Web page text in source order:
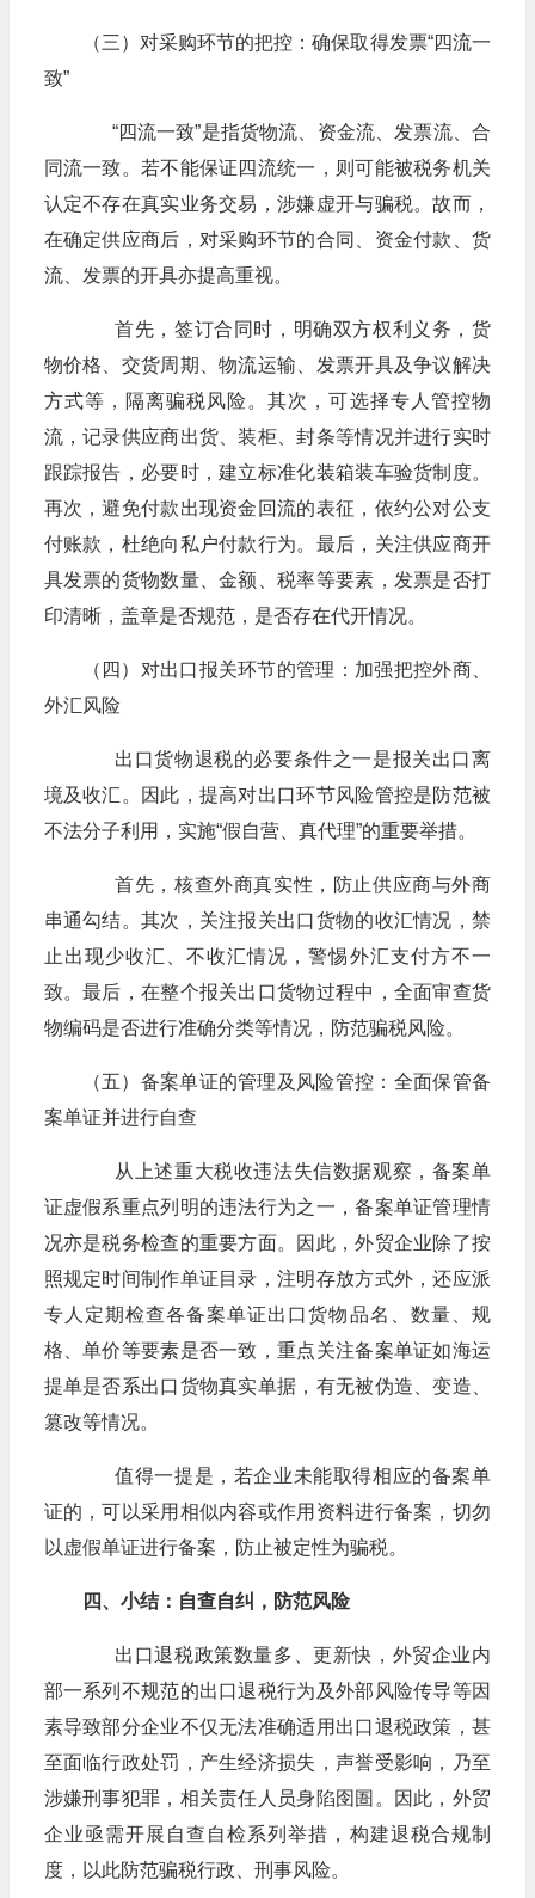
（三）对采购环节的把控：确保取得发票“四流一
致”
“四流一致”是指货物流、资金流、发票流、合
同流一致。若不能保证四流统一，则可能被税务机关
认定不存在真实业务交易，涉嫌虚开与骗税。故而，
在确定供应商后，对采购环节的合同、资金付款、货
流、发票的开具亦提高重视。
首先，签订合同时，明确双方权利义务，货
物价格、交货周期、物流运输、发票开具及争议解决
方式等，隔离骗税风险。其次，可选择专人管控物
流，记录供应商出货、装柜、封条等情况并进行实时
跟踪报告，必要时，建立标准化装箱装车验货制度。
再次，避免付款出现资金回流的表征，依约公对公支
付账款，杜绝向私户付款行为。最后，关注供应商开
具发票的货物数量、金额、税率等要素，发票是否打
印清晰，盖章是否规范，是否存在代开情况。
（四）对出口报关环节的管理：加强把控外商、
外汇风险
出口货物退税的必要条件之一是报关出口离
境及收汇。因此，提高对出口环节风险管控是防范被
不法分子利用，实施“假自营、真代理”的重要举措。
首先，核查外商真实性，防止供应商与外商
串通勾结。其次，关注报关出口货物的收汇情况，禁
止出现少收汇、不收汇情况，警惕外汇支付方不一
致。最后，在整个报关出口货物过程中，全面审查货
物编码是否进行准确分类等情况，防范骗税风险。
（五）备案单证的管理及风险管控：全面保管备
案单证并进行自查
从上述重大税收违法失信数据观察，备案单
证虚假系重点列明的违法行为之一，备案单证管理情
况亦是税务检查的重要方面。因此，外贸企业除了按
照规定时间制作单证目录，注明存放方式外，还应派
专人定期检查各备案单证出口货物品名、数量、规
格、单价等要素是否一致，重点关注备案单证如海运
提单是否系出口货物真实单据，有无被伪造、变造、
篡改等情况。
值得一提是，若企业未能取得相应的备案单
证的，可以采用相似内容或作用资料进行备案，切勿
以虚假单证进行备案，防止被定性为骗税。
四、小结：自查自纠，防范风险
出口退税政策数量多、更新快，外贸企业内
部一系列不规范的出口退税行为及外部风险传导等因
素导致部分企业不仅无法准确适用出口退税政策，甚
至面临行政处罚，产生经济损失，声誉受影响，乃至
涉嫌刑事犯罪，相关责任人员身陷囹圄。因此，外贸
企业亟需开展自查自检系列举措，构建退税合规制
度，以此防范骗税行政、刑事风险。